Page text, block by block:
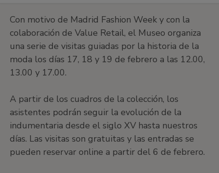
Con motivo de Madrid Fashion Week y con la
colaboración de Value Retail, el Museo organiza
una serie de visitas guiadas por la historia de la
moda los días 17, 18 y 19 de febrero a las 12.00,
13.00 y 17.00.
A partir de los cuadros de la colección, los
asistentes podrán seguir la evolución de la
indumentaria desde el siglo XV hasta nuestros
días. Las visitas son gratuitas y las entradas se
pueden reservar online a partir del 6 de febrero.